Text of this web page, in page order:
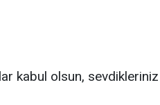
kabul olsun,